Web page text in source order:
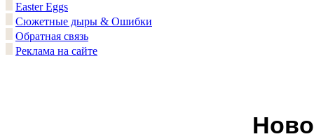
Easter Eggs
Сюжетные дыры & Ошибки
Обратная связь
Реклама на сайте